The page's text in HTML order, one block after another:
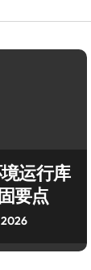
运行库
要点
2026